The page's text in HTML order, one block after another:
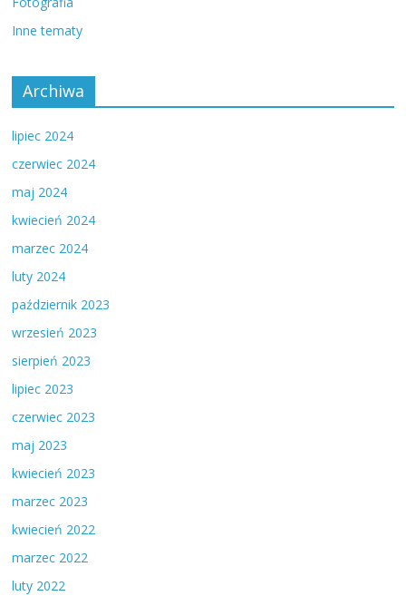
Inne tematy
Archiwa
lipiec 2024
czerwiec 2024
maj 2024
kwiecień 2024
marzec 2024
luty 2024
październik 2023
wrzesień 2023
sierpień 2023
lipiec 2023
czerwiec 2023
maj 2023
kwiecień 2023
marzec 2023
kwiecień 2022
marzec 2022
luty 2022